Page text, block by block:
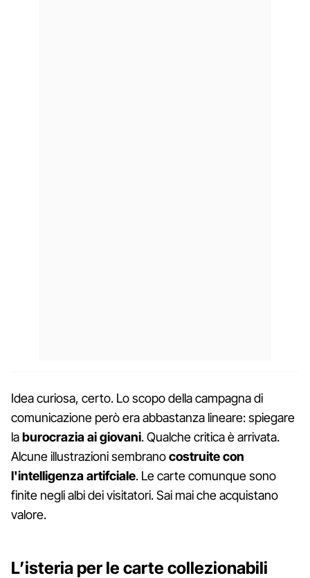
Idea curiosa, certo. Lo scopo della campagna di
comunicazione però era abbastanza lineare: spiegare
laburocrazia ai giovani. Qualche critica è arrivata.
Alcune illustrazioni sembranocostruite con
l'intelligenza artifciale. Le carte comunque sono
finite negli albi dei visitatori. Sai mai che acquistano
valore.
L’isteria per le carte collezionabili